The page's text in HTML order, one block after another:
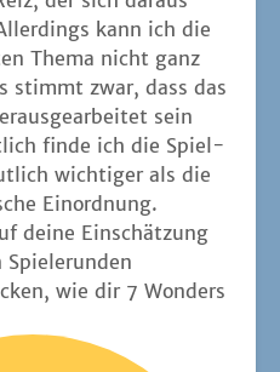
kann ich die
The­ma nicht ganz
stimmt zwar, dass das
sein
fin­de ich die Spiel­
wich­ti­ger als die
Einordnung.
dei­ne Ein­schät­zung
wie dir 7 Won­ders